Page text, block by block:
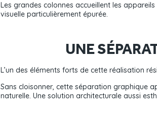
Les grandes colonnes accueillent les
visuelle particulièrement épurée.
UNE
L’un des éléments forts de cette réalisation
Sans cloisonner, cette séparation graphique
naturelle. Une solution architecturale aussi